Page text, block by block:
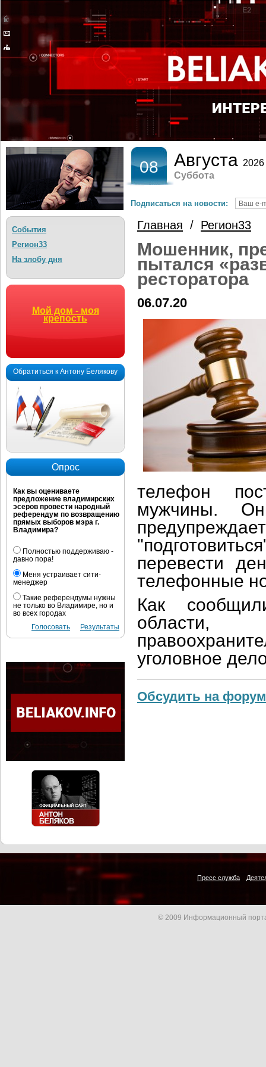
Подписаться на новости:
События
Регион33
На злобу дня
Мой дом - моя
крепость
Обратиться к Антону Белякову
Опрос
Как вы оцениваете
предложение владимирских
эсеров провести народный
референдум по возвращению
прямых выборов мэра г.
Владимира?
Полностью поддерживаю -
давно пора!
Меня устраивает сити-
менеджер
Такие референдумы нужны
не только во Владимире, но и
во всех городах
Результаты
Голосовать
08 Августа 2026
Суббота
Главная / Регион33
Мошенник,
пытался
ресторатора
06.07.20
телефон
мужчины. Он
перевести
телефонные
Как
области,
уголовное
Обсудить на
Пресс служба
© 2009 Информационный